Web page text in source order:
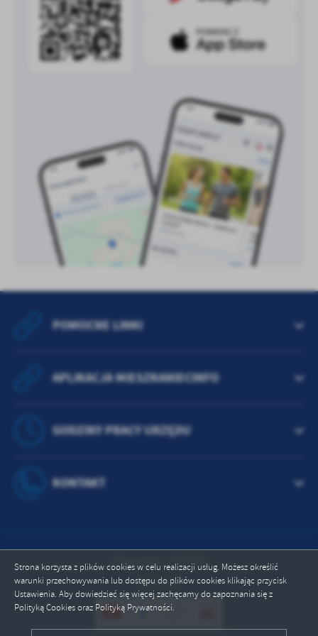
Strona korzysta z plików cookies w celu realizacji usług. Możesz określić
warunki przechowywania lub dostępu do plików cookies klikając przycisk
Ustawienia. Aby dowiedzieć się więcej zachęcamy do zapoznania się z
Polityką Cookies oraz Polityką Prywatności.
POMOCNE LINKI
APLIKACJA MIESZKANIECINFO
GODZINY PRACY URZĘDU
KONTAKT
Odwiedzin: 1725395
Online: 1